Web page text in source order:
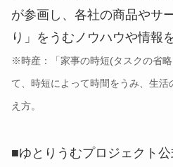
が参画し、各社の商品やサ
り」をうむノウハウや情報
※時産：「家事の時短(タスクの省
て、時短によって時間をうみ、生
え方。
■ゆとりうむプロジェクト